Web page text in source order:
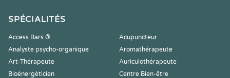
SPÉCIALITÉS
Access Bars ®
Acupuncteur
Analyste psycho-organique
Aromathérapeute
Art-Thérapeute
Auriculothérapeute
Bioénergéticien
Centre Bien-être